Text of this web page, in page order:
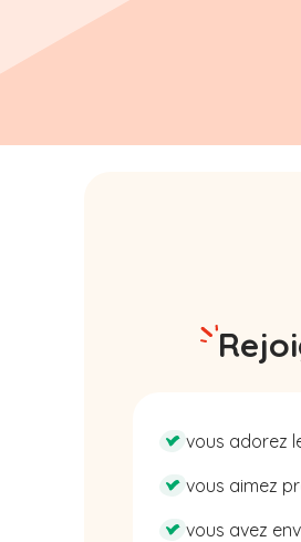
vous adorez
vous aimez
vous avez